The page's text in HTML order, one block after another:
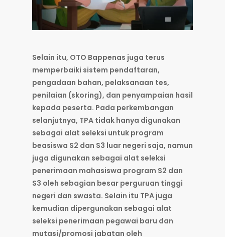
Selain itu, OTO Bappenas juga terus
memperbaiki sistem pendaftaran,
pengadaan bahan, pelaksanaan tes,
penilaian (skoring), dan penyampaian hasil
kepada peserta. Pada perkembangan
selanjutnya, TPA tidak hanya digunakan
sebagai alat seleksi untuk program
beasiswa S2 dan S3 luar negeri saja, namun
juga digunakan sebagai alat seleksi
penerimaan mahasiswa program S2 dan
S3 oleh sebagian besar perguruan tinggi
negeri dan swasta. Selain itu TPA juga
kemudian dipergunakan sebagai alat
seleksi penerimaan pegawai baru dan
mutasi/promosi jabatan oleh